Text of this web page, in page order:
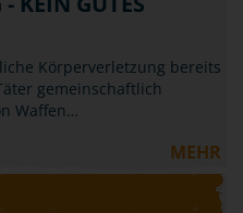
Körperverletzung bereits
gemeinschaftlich
Waffen…
MEHR